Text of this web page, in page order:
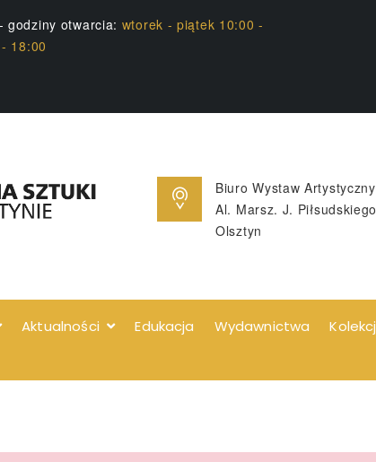
godziny otwarcia: wtorek - piątek 10:00 -
18:00
Biuro Wystaw
Al. Marsz. J.
Olsztyn
Aktualności Edukacja Wydawnictwa